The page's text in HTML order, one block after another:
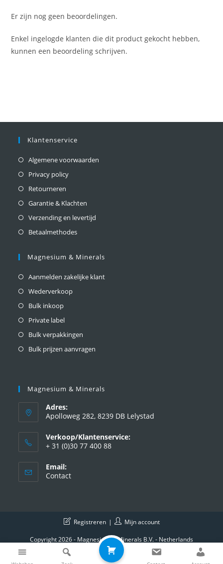
Er zijn nog geen beoordelingen.
Enkel ingelogde klanten die dit product gekocht hebben,
kunnen een beoordeling schrijven.
Klantenservice
Algemene voorwaarden
Privacy policy
Retourneren
Garantie & Klachten
Verzending en levertijd
Betaalmethodes
Magnesium & Minerals
Aanmelden zakelijke klant
Wederverkoop
Bulk inkoop
Private label
Bulk verpakkingen
Bulk prijzen aanvragen
Magnesium & Minerals
Adres:
Apolloweg 282, 8239 DB Lelystad
Verkoop/Klantenservice:
+ 31 (0)30 77 400 88
Email:
Contact
Registreren Mijn account
Copyright 2026 - Magnesium & Minerals B.V. - Netherlands